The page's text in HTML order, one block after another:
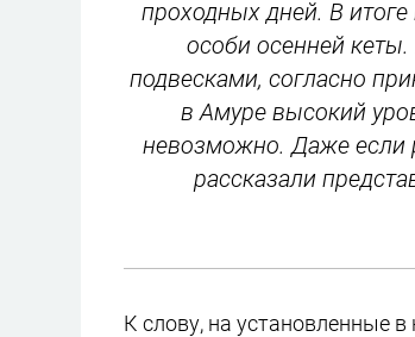
проходных дней. В
особи осенней
подвесками, согласно
в Амуре высокий
невозможно. Даже если
рассказали
К слову, на установленные